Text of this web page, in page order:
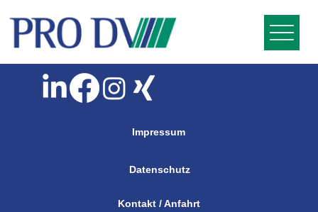
Impressum
Datenschutz
Kontakt / Anfahrt